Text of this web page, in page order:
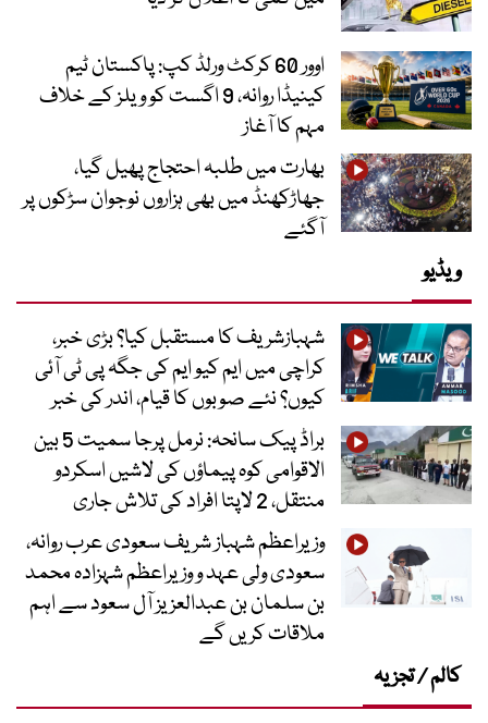
اوور 60 کرکٹ ورلڈ کپ: پاکستان ٹیم
کینیڈا روانہ، 9 اگست کو ویلز کے خلاف
مہم کا آغاز
بھارت میں طلبہ احتجاج پھیل گیا،
جھاڑکھنڈ میں بھی ہزاروں نوجوان سڑکوں پر
آگئے
ویڈیو
شہبازشریف کا مستقبل کیا؟ بڑی خبر،
کراچی میں ایم کیو ایم کی جگہ پی ٹی آئی
کیوں؟ نئے صوبوں کا قیام، اندر کی خبر
براڈ پیک سانحہ: نرمل پرجا سمیت 5 بین
الاقوامی کوہ پیماؤں کی لاشیں اسکردو
منتقل، 2 لاپتا افراد کی تلاش جاری
وزیراعظم شہباز شریف سعودی عرب روانہ،
سعودی ولی عہد و وزیراعظم شہزادہ محمد
بن سلمان بن عبدالعزیز آل سعود سے اہم
ملاقات کریں گے
کالم / تجزیہ